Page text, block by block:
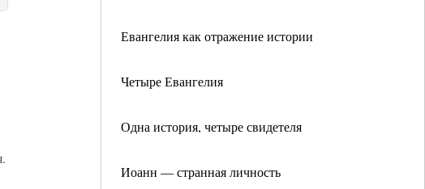
Евангелия как отражение истории
Четыре Евангелия
Одна история, четыре свидетеля
Иоанн — странная личность